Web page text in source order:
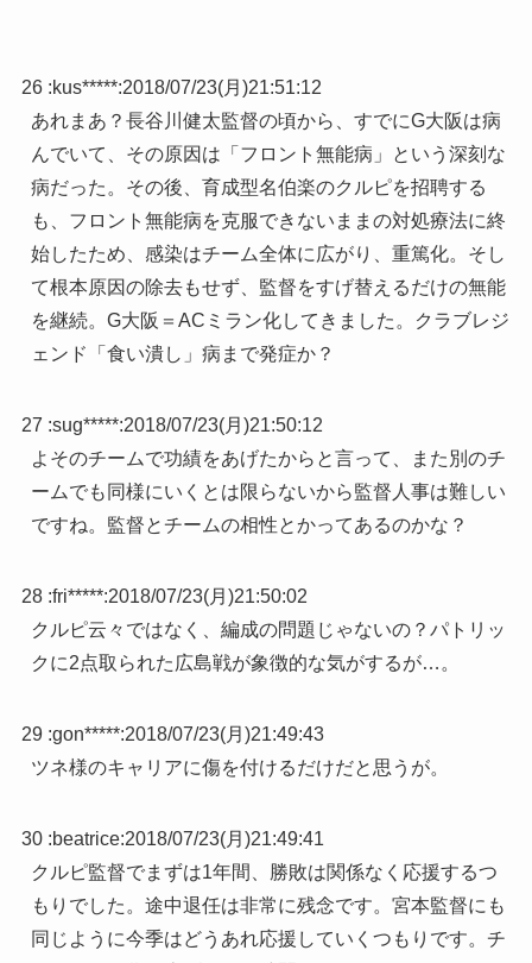
26 :kus*****:2018/07/23(月)21:51:12
あれまあ？長谷川健太監督の頃から、すでにG大阪は病
んでいて、その原因は「フロント無能病」という深刻な
病だった。その後、育成型名伯楽のクルピを招聘する
も、フロント無能病を克服できないままの対処療法に終
始したため、感染はチーム全体に広がり、重篤化。そし
て根本原因の除去もせず、監督をすげ替えるだけの無能
を継続。G大阪＝ACミラン化してきました。クラブレジ
ェンド「食い潰し」病まで発症か？
27 :sug*****:2018/07/23(月)21:50:12
よそのチームで功績をあげたからと言って、また別のチ
ームでも同様にいくとは限らないから監督人事は難しい
ですね。監督とチームの相性とかってあるのかな？
28 :fri*****:2018/07/23(月)21:50:02
クルピ云々ではなく、編成の問題じゃないの？パトリッ
クに2点取られた広島戦が象徴的な気がするが…。
29 :gon*****:2018/07/23(月)21:49:43
ツネ様のキャリアに傷を付けるだけだと思うが。
30 :beatrice:2018/07/23(月)21:49:41
クルピ監督でまずは1年間、勝敗は関係なく応援するつ
もりでした。途中退任は非常に残念です。宮本監督にも
同じように今季はどうあれ応援していくつもりです。チ